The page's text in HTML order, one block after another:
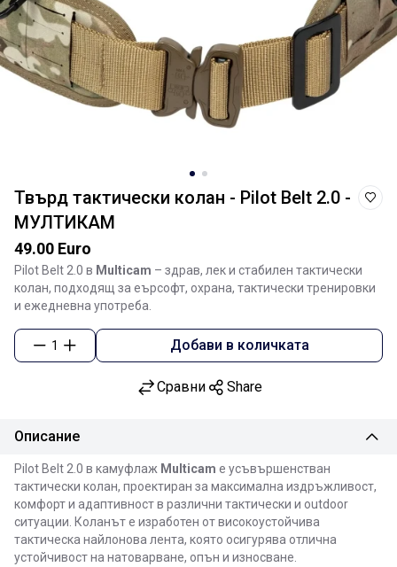
Твърд тактически колан - Pilot Belt 2.0 -
МУЛТИКАМ
49.00 Euro
Pilot Belt 2.0 в Multicam – здрав, лек и стабилен тактически
колан, подходящ за еърсофт, охрана, тактически тренировки
и ежедневна употреба.
1 Добави в количката
Сравни Share
Описание
Pilot Belt 2.0 в камуфлаж Multicam е усъвършенстван
тактически колан, проектиран за максимална издръжливост,
комфорт и адаптивност в различни тактически и outdoor
ситуации. Коланът е изработен от високоустойчива
тактическа найлонова лента, която осигурява отлична
устойчивост на натоварване, опън и износване.